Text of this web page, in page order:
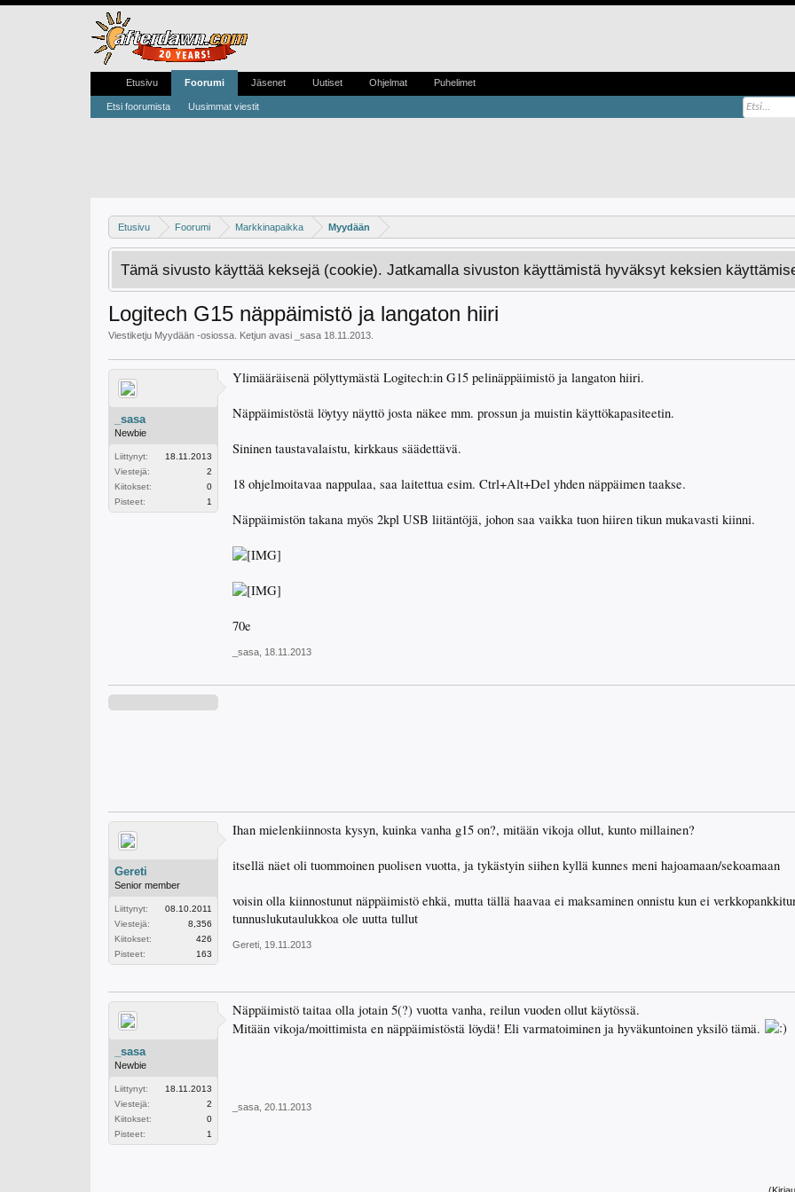
Etusivu Foorumi Markkinapaikka Myydään
Tämä sivusto käyttää keksejä (cookie). Jatkamalla sivuston käyttämistä hyväksyt keksien
Logitech G15 näppäimistö ja langaton hiiri
Viestiketju Myydään -osiossa. Ketjun avasi _sasa 18.11.2013
_sasa
Newbie
Liittynyt:
18.11.2013
Viestejä:
2
Kiitokset:
0
Pisteet:
1
Ylimääräisenä pölyttymästä Logitech:in G15 pelinäppäimistö ja langaton hiiri.
Näppäimistöstä löytyy näyttö josta näkee mm. prossun ja muistin käyttökapasiteetin.
Sininen taustavalaistu, kirkkaus säädettävä.
18 ohjelmoitavaa nappulaa, saa laitettua esim. Ctrl+Alt+Del yhden näppäimen taakse.
Näppäimistön takana myös 2kpl USB liitäntöjä, johon saa vaikka tuon hiiren tikun mukavasti kiinni.
70e
_sasa 18.11.2013
Gereti
Senior member
Liittynyt:
08.10.2011
Viestejä:
8,356
Kiitokset:
426
Pisteet:
163
Ihan mielenkiinnosta kysyn, kuinka vanha g15 on?, mitään vikoja ollut, kunto millainen?
itsellä näet oli tuommoinen puolisen vuotta, ja tykästyin siihen kyllä kunnes meni hajoamaan/sekoamaan
voisin olla kiinnostunut näppäimistö ehkä, mutta tällä haavaa ei maksaminen onnistu kun ei
tunnuslukutaulukkoa ole uutta tullut
Gereti 19.11.2013
_sasa
Newbie
Liittynyt:
18.11.2013
Viestejä:
2
Kiitokset:
0
Pisteet:
1
Näppäimistö taitaa olla jotain 5(?) vuotta vanha, reilun vuoden ollut käytössä.
Mitään vikoja/moittimista en näppäimistöstä löydä! Eli varmatoiminen ja hyväkuntoinen yksilö tämä.
_sasa 20.11.2013
Etusivu Foorumi
Etsi foorumista Uusimmat viestit
Jäsenet Uutiset Ohjelmat Puhelimet